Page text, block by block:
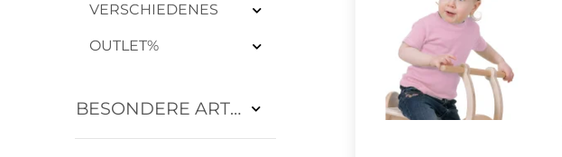
VERSCHIEDENES
OUTLET%
BESONDERE ARTIKEL